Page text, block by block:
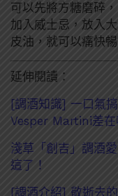
可以先將方糖磨碎
加入威士忌，放入
皮油，就可以痛快暢
延伸閱讀：
[調酒知識] 一口氣
Vesper Martini差在
淺草「創吉」調酒
這了！
[調酒介紹] 敬逝去